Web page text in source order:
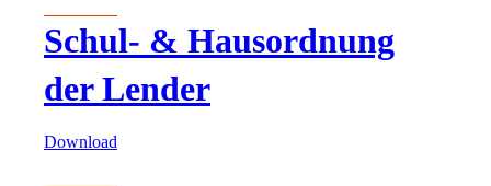
Schul- & Hausordnung
der Lender
Download